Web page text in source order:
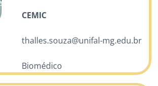
CEMIC
thalles.souza@unifal-mg.edu.br
Biomédico